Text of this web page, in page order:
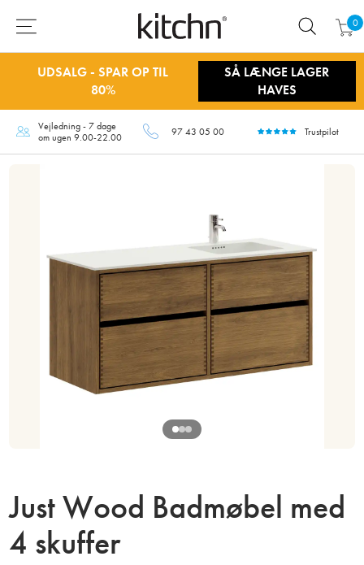
0
UDSALG - SPAR OP TIL
80%
SÅ LÆNGE LAGER
HAVES
Vejledning - 7 dage
om ugen 9.00-22.00
97 43 05 00 Trustpilot
Just Wood Badmøbel med
4 skuffer